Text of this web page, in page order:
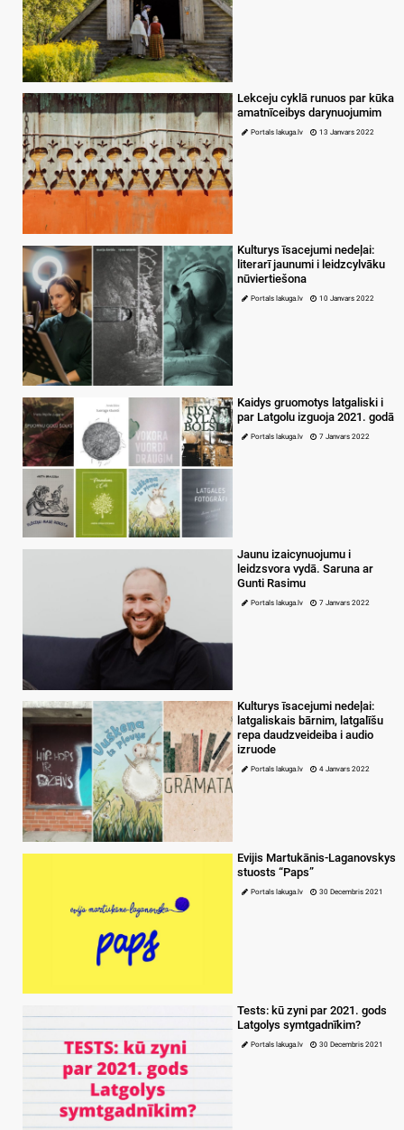
Lekceju cyklā runuos par kūka
amatnīceibys darynuojumim
Portals lakuga.lv 13 Janvars 2022
Kulturys īsacejumi nedeļai:
literarī jaunumi i leidzcylvāku
nūviertiešona
Portals lakuga.lv 10 Janvars 2022
Kaidys gruomotys latgaliski i
par Latgolu izguoja 2021. godā
Portals lakuga.lv 7 Janvars 2022
Jaunu izaicynuojumu i
leidzsvora vydā. Saruna ar
Gunti Rasimu
Portals lakuga.lv 7 Janvars 2022
Kulturys īsacejumi nedeļai:
latgaliskais bārnim, latgalīšu
repa daudzveideiba i audio
izruode
Portals lakuga.lv 4 Janvars 2022
Evijis Martukānis-Laganovskys
stuosts “Paps”
Portals lakuga.lv 30 Decembris 2021
Tests: kū zyni par 2021. gods
Latgolys symtgadnīkim?
Portals lakuga.lv 30 Decembris 2021